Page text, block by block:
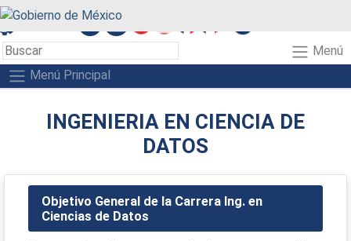
Menú
Menú Principal
INGENIERIA EN CIENCIA DE
DATOS
Objetivo General de la Carrera Ing. en
Ciencias de Datos